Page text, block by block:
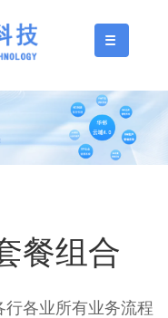
餐组合
行各业所有业务流程